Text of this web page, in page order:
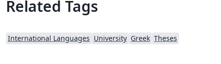
Related Tags
International Languages University Greek Theses